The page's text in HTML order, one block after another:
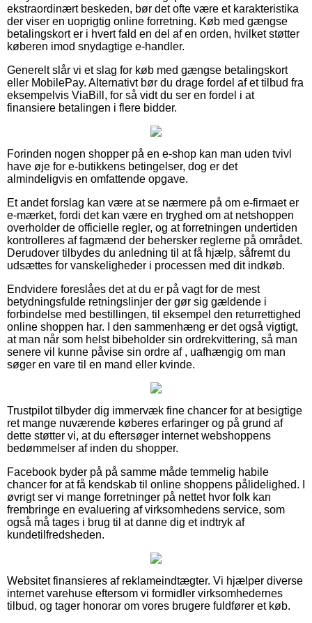
ekstraordinært beskeden, bør det ofte være et karakteristika
der viser en uoprigtig online forretning. Køb med gængse
betalingskort er i hvert fald en del af en orden, hvilket støtter
køberen imod snydagtige e-handler.
Generelt slår vi et slag for køb med gængse betalingskort
eller MobilePay. Alternativt bør du drage fordel af et tilbud fra
eksempelvis ViaBill, for så vidt du ser en fordel i at
finansiere betalingen i flere bidder.
Forinden nogen shopper på en e-shop kan man uden tvivl
have øje for e-butikkens betingelser, dog er det
almindeligvis en omfattende opgave.
Et andet forslag kan være at se nærmere på om e-firmaet er
e-mærket, fordi det kan være en tryghed om at netshoppen
overholder de officielle regler, og at forretningen undertiden
kontrolleres af fagmænd der behersker reglerne på området.
Derudover tilbydes du anledning til at få hjælp, såfremt du
udsættes for vanskeligheder i processen med dit indkøb.
Endvidere foreslåes det at du er på vagt for de mest
betydningsfulde retningslinjer der gør sig gældende i
forbindelse med bestillingen, til eksempel den returrettighed
online shoppen har. I den sammenhæng er det også vigtigt,
at man når som helst bibeholder sin ordrekvittering, så man
senere vil kunne påvise sin ordre af , uafhængig om man
søger en vare til en mand eller kvinde.
Trustpilot tilbyder dig immervæk fine chancer for at besigtige
ret mange nuværende køberes erfaringer og på grund af
dette støtter vi, at du eftersøger internet webshoppens
bedømmelser af inden du shopper.
Facebook byder på på samme måde temmelig habile
chancer for at få kendskab til online shoppens pålidelighed. I
øvrigt ser vi mange forretninger på nettet hvor folk kan
frembringe en evaluering af virksomhedens service, som
også må tages i brug til at danne dig et indtryk af
kundetilfredsheden.
Websitet finansieres af reklameindtægter. Vi hjælper diverse
internet varehuse eftersom vi formidler virksomhedernes
tilbud, og tager honorar om vores brugere fuldfører et køb.